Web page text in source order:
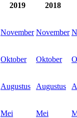
2019 2018
November November
Oktober Oktober
Augustus Augustus
Mei Mei